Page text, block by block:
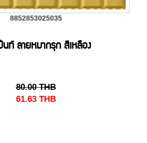
8852853025035
นท์ ลายหมากรุก สีเหลือง
80.00 THB
61.63 THB